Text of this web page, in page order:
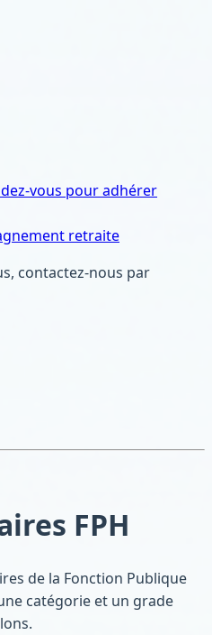
vous pour adhérer
retraite
contactez-nous par
FPH
de la Fonction Publique
catégorie et un grade